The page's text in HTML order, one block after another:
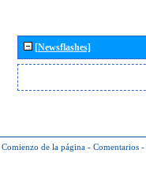
[Newsflashes]
Comienzo de la página - Comentarios -